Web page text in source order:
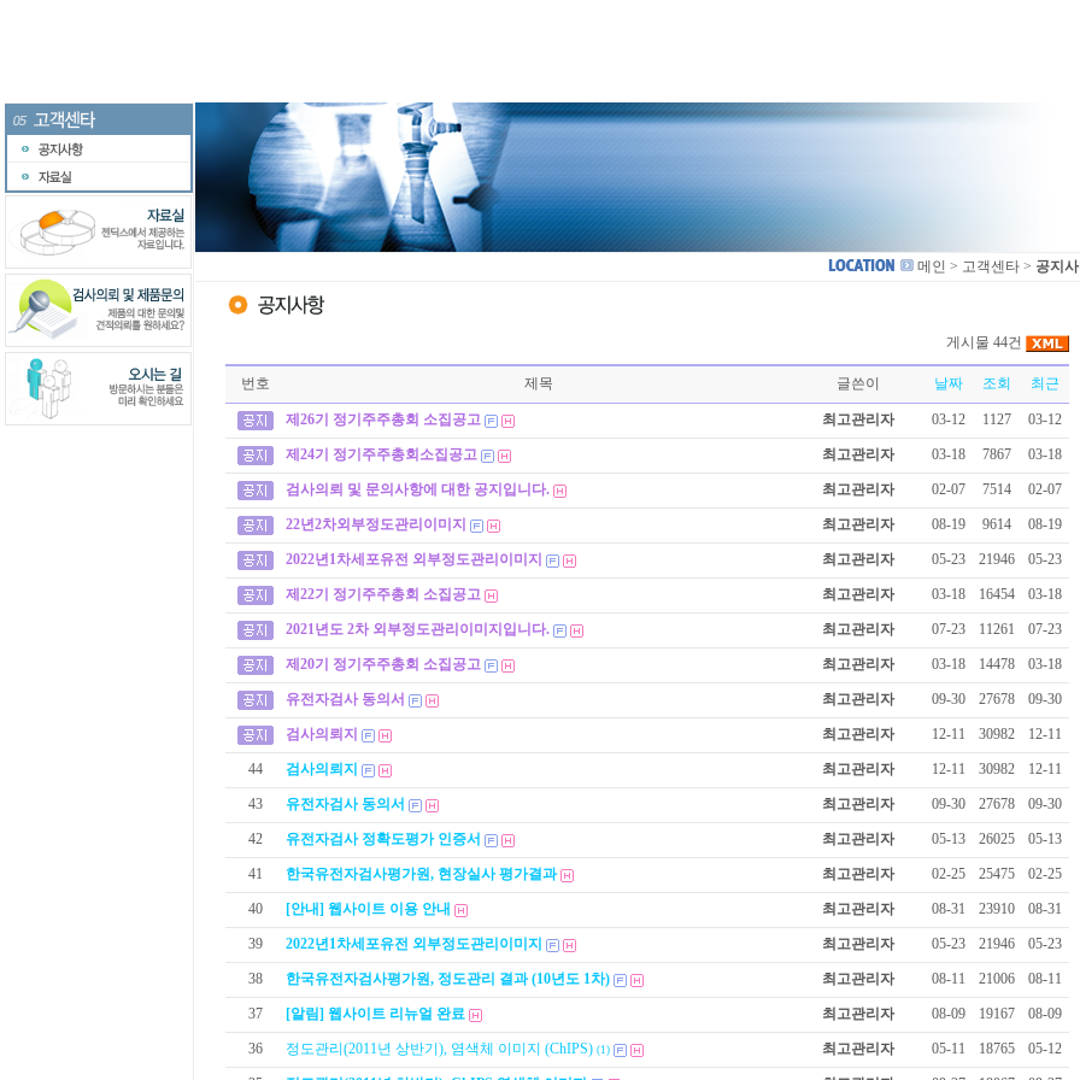
메인 > 고객센타 > 공지
게시물 44건
번호 제목 글쓴이 날짜 조회 최근
제26기 정기주주총회 소집공고 최고관리자 03-12 1127 03-12
제24기 정기주주총회소집공고 최고관리자 03-18 7867 03-18
검사의뢰 및 문의사항에 대한 공지입니다. 최고관리자 02-07 7514 02-07
22년2차외부정도관리이미지 최고관리자 08-19 9614 08-19
2022년1차세포유전 외부정도관리이미지 최고관리자 05-23 21946 05-23
제22기 정기주주총회 소집공고 최고관리자 03-18 16454 03-18
2021년도 2차 외부정도관리이미지입니다. 최고관리자 07-23 11261 07-23
제20기 정기주주총회 소집공고 최고관리자 03-18 14478 03-18
유전자검사 동의서 최고관리자 09-30 27678 09-30
검사의뢰지 최고관리자 12-11 30982 12-11
44 검사의뢰지 최고관리자 12-11 30982 12-11
43 유전자검사 동의서 최고관리자 09-30 27678 09-30
42 유전자검사 정확도평가 인증서 최고관리자 05-13 26025 05-13
41 한국유전자검사평가원, 현장실사 평가결과 최고관리자 02-25 25475 02-25
40 [안내] 웹사이트 이용 안내 최고관리자 08-31 23910 08-31
39 2022년1차세포유전 외부정도관리이미지 최고관리자 05-23 21946 05-23
38 한국유전자검사평가원, 정도관리 결과 (10년도 1차) 최고관리자 08-11 21006 08-11
37 [알림] 웹사이트 리뉴얼 완료 최고관리자 08-09 19167 08-09
36 정도관리(2011년 상반기), 염색체 이미지 (ChIPS) (1) 최고관리자 05-11 18765 05-12